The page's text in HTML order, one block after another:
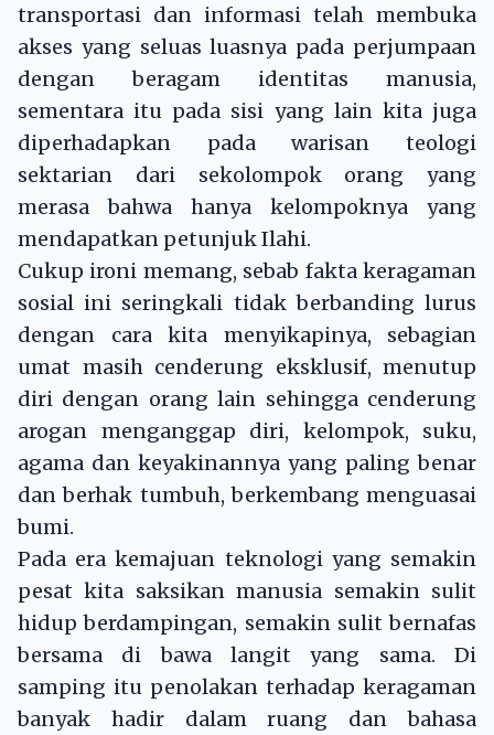
transportasi dan informasi telah membuka
akses yang seluas luasnya pada perjumpaan
dengan beragam identitas manusia,
sementara itu pada sisi yang lain kita juga
diperhadapkan pada warisan teologi
sektarian dari sekolompok orang yang
merasa bahwa hanya kelompoknya yang
mendapatkan petunjuk Ilahi.
Cukup ironi memang, sebab fakta keragaman
sosial ini seringkali tidak berbanding lurus
dengan cara kita menyikapinya, sebagian
umat masih cenderung eksklusif, menutup
diri dengan orang lain sehingga cenderung
arogan menganggap diri, kelompok, suku,
agama dan keyakinannya yang paling benar
dan berhak tumbuh, berkembang menguasai
bumi.
Pada era kemajuan teknologi yang semakin
pesat kita saksikan manusia semakin sulit
hidup berdampingan, semakin sulit bernafas
bersama di bawa langit yang sama. Di
samping itu penolakan terhadap keragaman
banyak hadir dalam ruang dan bahasa